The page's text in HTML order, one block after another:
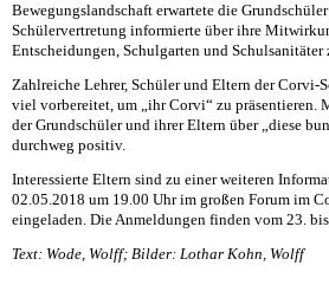
Bewegungslandschaft erwartete die
Schülervertretung informierte über ihre
Entscheidungen, Schulgarten und Schulsanitäter
Zahlreiche Lehrer, Schüler und Eltern der Corvi-
viel vorbereitet, um „ihr Corvi“ zu präsentieren.
der Grundschüler und ihrer Eltern über „diese
durchweg positiv.
Interessierte Eltern sind zu einer weiteren
02.05.2018 um 19.00 Uhr im großen Forum im
eingeladen. Die Anmeldungen finden vom 23.
Text: Wode, Wolff; Bilder: Lothar Kohn, Wolff